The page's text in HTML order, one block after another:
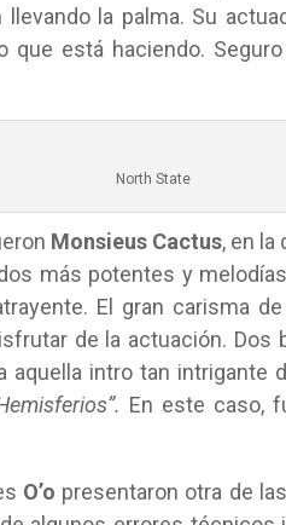
llevando la palma. Su
que está haciendo.
North State
Monsieus Cactus, en la
más potentes y
El gran carisma
de la actuación. Dos
intro tan intrigante
En este caso,
O’o presentaron otra de